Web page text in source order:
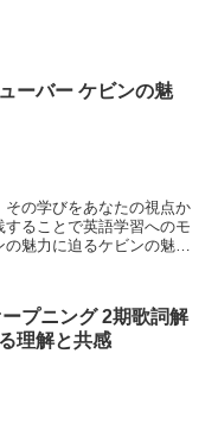
ーバー ケビンの魅
の学びをあなたの視点か
ることで英語学習へのモ
魅力に迫るケビンの魅力
プニング 2期歌詞解
理解と共感